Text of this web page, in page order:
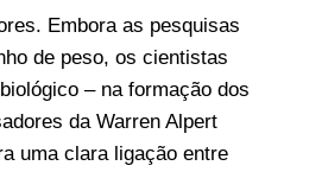
Embora as pesquisas
de peso, os cientistas
– na formação dos
da Warren Alpert
uma clara ligação entre